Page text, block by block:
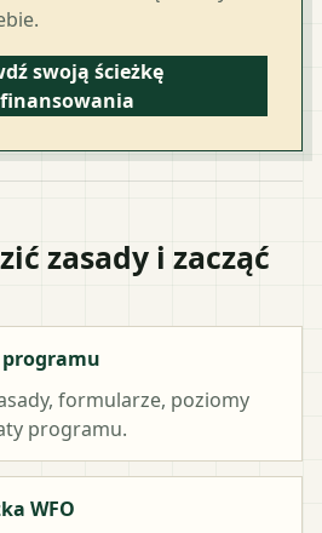
swoją ścieżkę
zasady i zacząć
programu
formularze, poziomy
programu.
WFO